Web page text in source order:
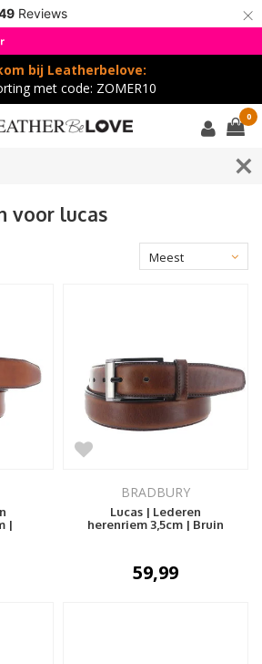
Reviews ×
bij Leatherbelove:
met code: ZOMER10
0
voor lucas
Meest
|
BRADBURY
Lucas | Lederen
herenriem 3,5cm | Bruin
59,99